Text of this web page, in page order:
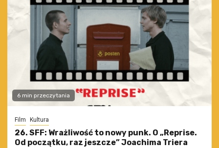
6 min przeczytania
Film Kultura
26. SFF: Wrażliwość to nowy punk. O „Reprise.
Od początku, raz jeszcze” Joachima Triera